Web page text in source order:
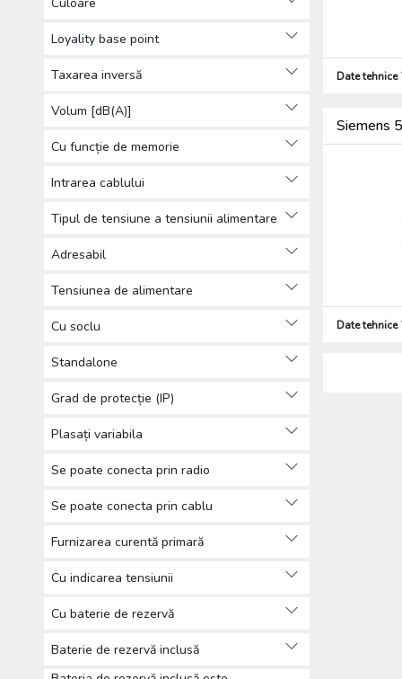
Produse de bază pentru instalații
Cabluri, conductori (644)
Firide de distribuţie şi cofrete (2286)
Sisteme solare (86)
Sisteme de paratrăsnet (924)
Alte (564)
Îmbrăcăminte de protecție (76)
Loyality base point
Taxarea inversă
Volum [dB(A)]
Cu funcție de memorie
Intrarea cablului
Tipul de tensiune a tensiunii alimentare
Adresabil
Tensiunea de alimentare
Cu soclu
Standalone
Grad de protecție (IP)
Plasați variabila
Se poate conecta prin radio
Se poate conecta prin cablu
Furnizarea curentă primară
Cu indicarea tensiunii
Cu baterie de rezervă
Baterie de rezervă inclusă
Date tehnice
Siemens
Date tehnice